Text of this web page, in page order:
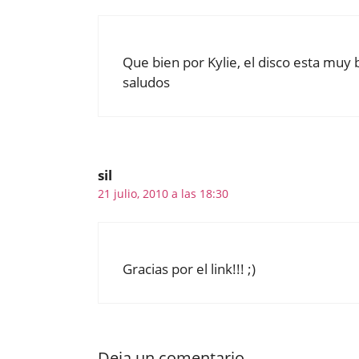
Que bien por Kylie, el disco esta muy
saludos
sil
21 julio, 2010 a las 18:30
Gracias por el link!!! ;)